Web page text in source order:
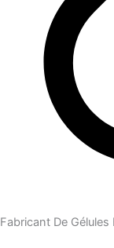
Fabricant De Gélules